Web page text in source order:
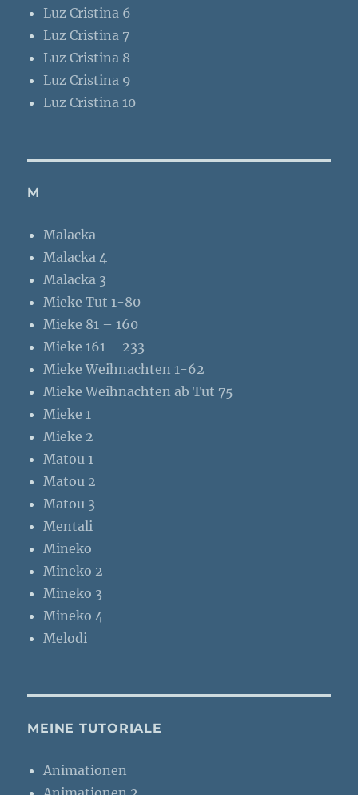
Luz Cristina 6
Luz Cristina 7
Luz Cristina 8
Luz Cristina 9
Luz Cristina 10
M
Malacka
Malacka 4
Malacka 3
Mieke Tut 1-80
Mieke 81 – 160
Mieke 161 – 233
Mieke Weihnachten 1-62
Mieke Weihnachten ab Tut 75
Mieke 1
Mieke 2
Matou 1
Matou 2
Matou 3
Mentali
Mineko
Mineko 2
Mineko 3
Mineko 4
Melodi
MEINE TUTORIALE
Animationen